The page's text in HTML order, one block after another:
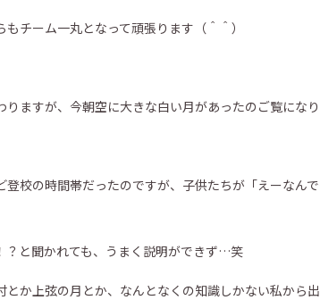
もチーム一丸となって頑張ります（＾＾）
りますが、今朝空に大きな白い月があったのご覧にな
登校の時間帯だったのですが、子供たちが「えーなん
？と聞かれても、うまく説明ができず…笑
とか上弦の月とか、なんとなくの知識しかない私から出